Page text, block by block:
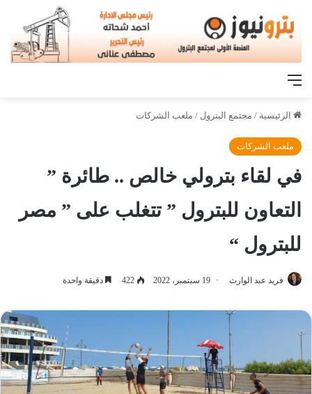
القائمة
الرئيسية / مجتمع البترول / ملعب الشركات
ملعب الشركات
في لقاء بترولي خالص .. طائرة ”
التعاون للبترول ” تتغلب على ” مصر
للبترول “
فريد عبد الوارث 19 سبتمبر، 2022 422 دقيقة واحدة